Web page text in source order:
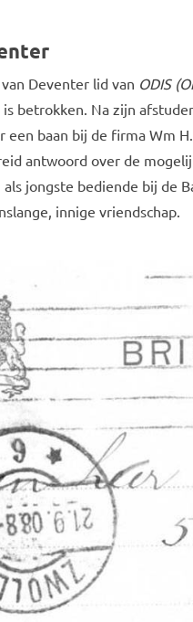
Deventer lid van ODIS
betrokken. Na zijn
een baan bij de firma Wm
antwoord over de
jongste bediende bij de
innige vriendschap.